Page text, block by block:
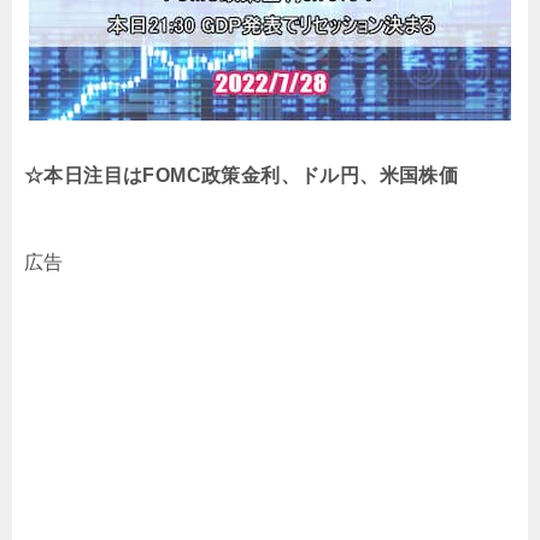
☆本日注目はFOMC政策金利、ドル円、米国株価
広告